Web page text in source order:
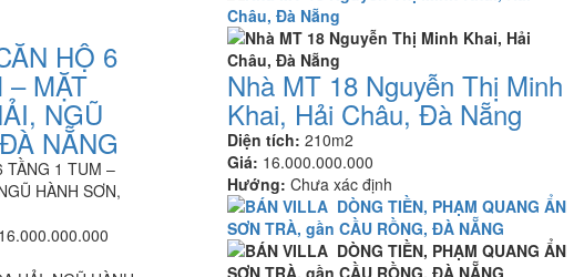
HỘ 6
– MẶT
NGŨ
NẴNG
TẦNG 1 TUM –
HÀNH SƠN,
16.000.000.000
Nhà MT 18 Nguyễn Thị Minh
Khai, Hải Châu, Đà Nẵng
Diện tích: 210m2
Giá: 16.000.000.000
Hướng: Chưa xác định